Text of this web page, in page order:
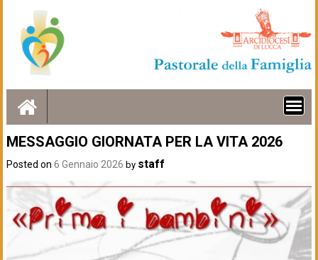
content
MESSAGGIO GIORNATA PER LA VITA 2026
Posted on6 Gennaio 2026 by staff